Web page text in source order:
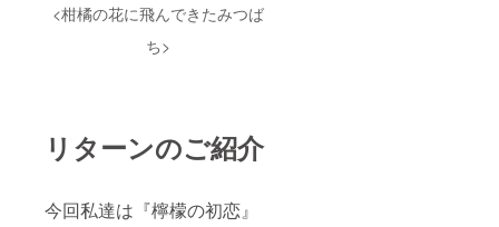
<柑橘の花に飛んできたみつば
ち>
リターンのご紹介
今回私達は『檸檬の初恋』